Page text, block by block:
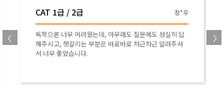
CAT 1급 / 2급 장*우
독학으론 너무 어려웠는데, 아무래도 질문에도 성실히 답
해주시고, 헷갈리는 부분은 바로바로 차근차근 알려주셔
서 너무 좋았습니다.